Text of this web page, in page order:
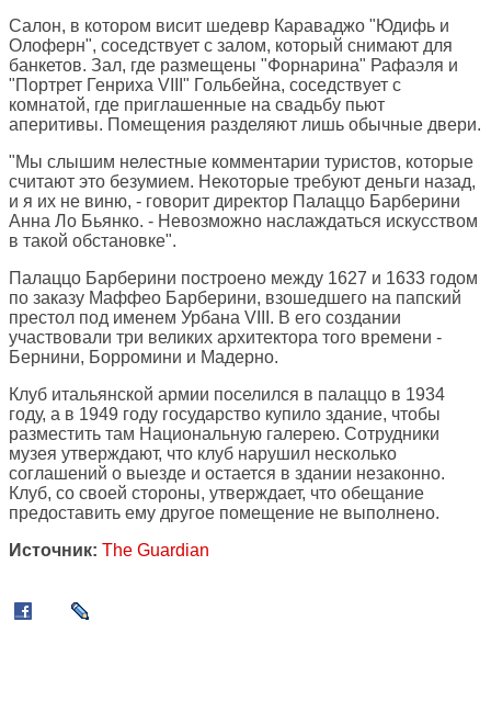
Салон, в котором висит шедевр Караваджо "Юдифь и
Олоферн", соседствует с залом, который снимают для
банкетов. Зал, где размещены "Форнарина" Рафаэля и
"Портрет Генриха VIII" Гольбейна, соседствует с
комнатой, где приглашенные на свадьбу пьют
аперитивы. Помещения разделяют лишь обычные двери.
"Мы слышим нелестные комментарии туристов, которые
считают это безумием. Некоторые требуют деньги назад,
и я их не виню, - говорит директор Палаццо Барберини
Анна Ло Бьянко. - Невозможно наслаждаться искусством
в такой обстановке".
Палаццо Барберини построено между 1627 и 1633 годом
по заказу Маффео Барберини, взошедшего на папский
престол под именем Урбана VIII. В его создании
участвовали три великих архитектора того времени -
Бернини, Борромини и Мадерно.
Клуб итальянской армии поселился в палаццо в 1934
году, а в 1949 году государство купило здание, чтобы
разместить там Национальную галерею. Сотрудники
музея утверждают, что клуб нарушил несколько
соглашений о выезде и остается в здании незаконно.
Клуб, со своей стороны, утверждает, что обещание
предоставить ему другое помещение не выполнено.
Источник: The Guardian